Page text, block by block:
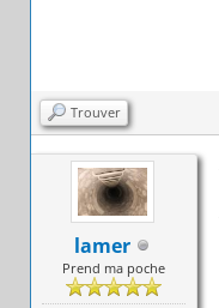
Trouver
lamer
Prend ma poche